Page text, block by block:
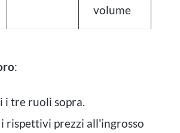
volume
:
i tre ruoli sopra.
rispettivi prezzi all'ingrosso